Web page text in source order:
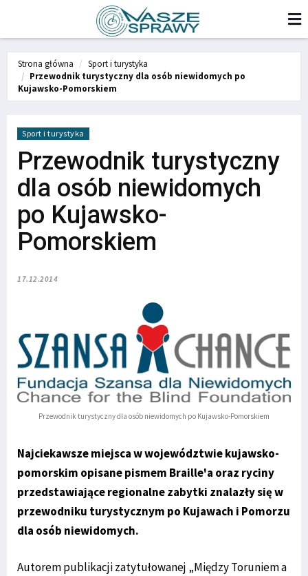
Strona główna
Sport i turystyka
Przewodnik turystyczny dla osób niewidomych po
Kujawsko-Pomorskiem
Sport i turystyka
Przewodnik turystyczny
dla osób niewidomych
po Kujawsko-
Pomorskiem
17.12.2014
Przewodnik turystyczny dla osób niewidomych po Kujawsko-Pomorskiem
Najciekawsze miejsca w województwie kujawsko-
pomorskim opisane pismem Braille'a oraz ryciny
przedstawiające regionalne zabytki znalazły się w
przewodniku turystycznym po Kujawach i Pomorzu
dla osób niewidomych.
Autorem publikacji zatytułowanej „Między Toruniem a